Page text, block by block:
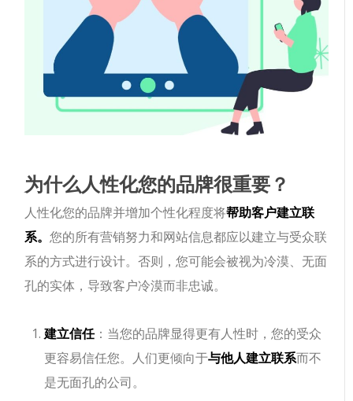
为什么人性化您的品牌很重要？
人性化您的品牌并增加个性化程度将帮助客户建立联
系。您的所有营销努力和网站信息都应以建立与受众联
系的方式进行设计。否则，您可能会被视为冷漠、无面
孔的实体，导致客户冷漠而非忠诚。
建立信任：当您的品牌显得更有人性时，您的受众
更容易信任您。人们更倾向于与他人建立联系而不
是无面孔的公司。